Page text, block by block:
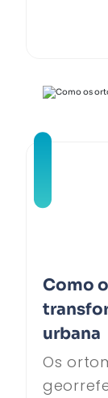
Como
urbana
Os